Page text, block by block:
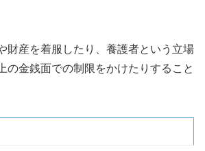
財産を着服したり、養護者という立場
の金銭面での制限をかけたりすること